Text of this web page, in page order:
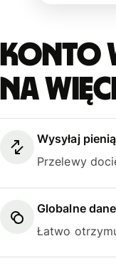
Konto
na
Wysyłaj
Przelewy
Globalne
Łatwo